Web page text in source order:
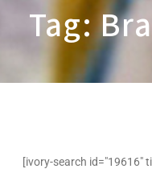
Tag:
[ivory-search id="19616"